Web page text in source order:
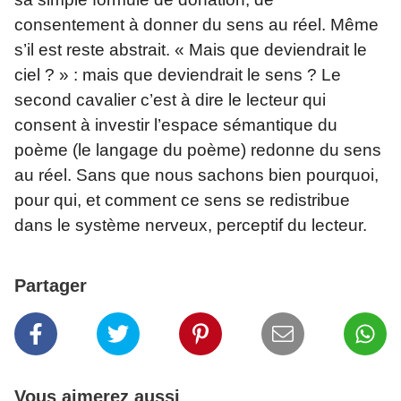
consentement à donner du sens au réel. Même
s’il est reste abstrait. « Mais que deviendrait le
ciel ? » : mais que deviendrait le sens ? Le
second cavalier c’est à dire le lecteur qui
consent à investir l’espace sémantique du
poème (le langage du poème) redonne du sens
au réel. Sans que nous sachons bien pourquoi,
pour qui, et comment ce sens se redistribue
dans le système nerveux, perceptif du lecteur.
Partager
Vous aimerez aussi